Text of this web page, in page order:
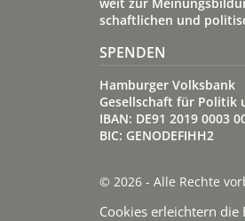
schaft­lichen und
SPENDEN
Hamburger Volksbank
Gesellschaft für Politik
IBAN: DE91 2019 0003
BIC: GENODEFIHH2
© 2026 - Alle Rechte
Cookies erleichtern